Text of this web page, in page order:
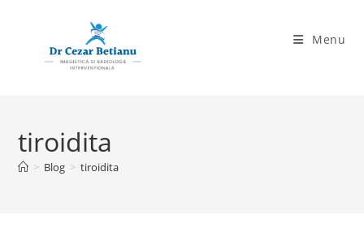
Menu
tiroidita
> Blog > tiroidita